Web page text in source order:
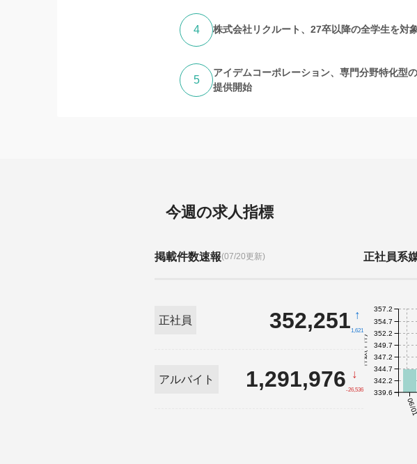
4 株式会社リクルート、27卒以降の全学生を対
5
アイデムコーポレーション、専門分野特化型
提供開始
今週の求人指標
掲載件数速報(07/20更新)
正社員 352,251 ↑
1,621
アルバイト 1,291,976 ↓
-26,536
正社員系
06/01
件数(千件)
339.6
342.2
344.7
347.2
349.7
352.2
354.7
357.2